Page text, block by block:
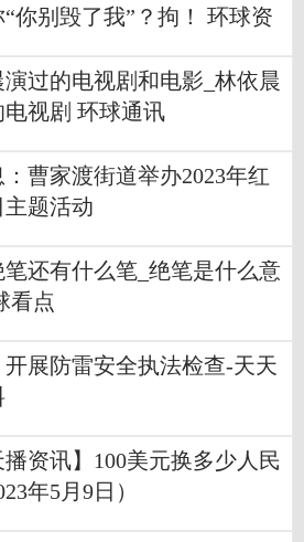
你别毁了我”？拘！ 环球资
过的电视剧和电影_林依晨
电视剧 环球通讯
曹家渡街道举办2023年红
题活动
笔还有什么笔_绝笔是什么意
看点
开展防雷安全执法检查-天天
播资讯】100美元换多少人民
年5月9日）